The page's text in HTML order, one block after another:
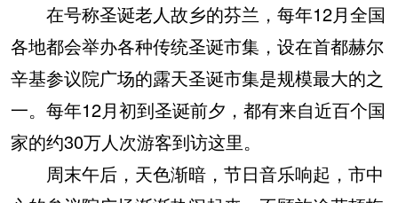
在号称圣诞老人故乡的芬兰，每年12月全国
各地都会举办各种传统圣诞市集，设在首都赫尔
辛基参议院广场的露天圣诞市集是规模最大的之
一。每年12月初到圣诞前夕，都有来自近百个国
家的约30万人次游客到访这里。
周末午后，天色渐暗，节日音乐响起，市中